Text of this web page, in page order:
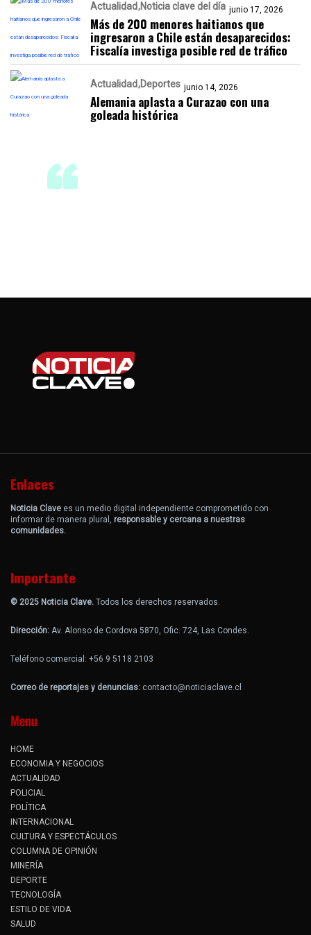
Actualidad Noticia clave del día junio 17, 2026
Más de 200 menores haitianos que
ingresaron a Chile están desaparecidos:
Fiscalía investiga posible red de tráfico
Actualidad Deportes junio 14, 2026
Alemania aplasta a Curazao con una
goleada histórica
Enlaces
Noticia Clave es un medio digital independiente comprometido con
informar de manera plural, responsable y cercana a nuestras
comunidades.
Importante
© 2025 Noticia Clave. Todos los derechos reservados.
Dirección: Av. Alonso de Cordova 5870, Ofic. 724, Las Condes.
Teléfono comercial: +56 9 5118 2103
Correo de reportajes y denuncias: contacto@noticiaclave.cl
Menu
HOME
ECONOMIA Y NEGOCIOS
ACTUALIDAD
POLICIAL
POLÍTICA
INTERNACIONAL
CULTURA Y ESPECTÁCULOS
COLUMNA DE OPINIÓN
MINERÍA
DEPORTE
TECNOLOGÍA
ESTILO DE VIDA
SALUD